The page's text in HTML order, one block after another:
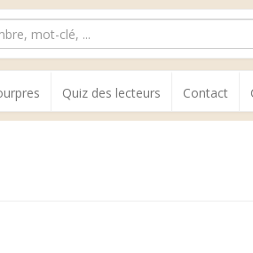
Quiz des lecteurs Contact